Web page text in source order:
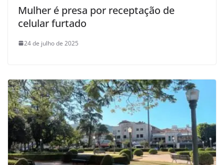
Mulher é presa por receptação de
celular furtado
24 de julho de 2025